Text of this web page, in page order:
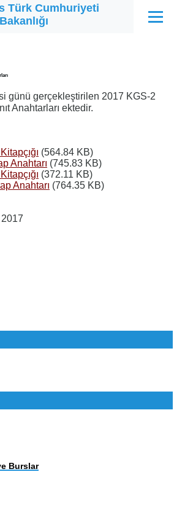
Türk Cumhuriyeti
Menü
günü gerçekleştirilen 2017 KGS-2
Anahtarları ektedir.
(564.84 KB)
Anahtarı (745.83 KB)
(372.11 KB)
Anahtarı (764.35 KB)
2017
Burslar